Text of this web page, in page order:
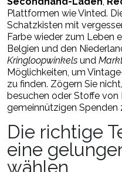
Plattformen wie Vinted.
Schatzkisten mit
Farbe wieder zum Leben
Belgien und den
Kringloopwinkels und
Möglichkeiten, um
zu finden. Zögern Sie
besuchen oder Stoffe von
gemeinnützigen Spenden
Die richtige
eine
wählen